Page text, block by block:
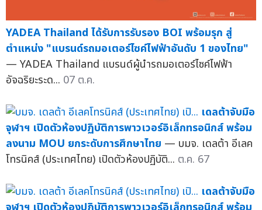
YADEA Thailand ได้รับการรับรอง BOI พร้อมรุก สู่
ตำแหน่ง "แบรนด์รถมอเตอร์ไซค์ไฟฟ้าอันดับ 1 ของไทย"
— YADEA Thailand แบรนด์ผู้นำรถมอเตอร์ไซค์ไฟฟ้า
อัจฉริยะระด... 07 ต.ค.
เดลต้าจับมือ
จุฬาฯ เปิดตัวห้องปฏิบัติการพาวเวอร์อิเล็กทรอนิกส์ พร้อม
ลงนาม MOU ยกระดับการศึกษาไทย — บมจ. เดลต้า อีเลค
โทรนิคส์ (ประเทศไทย) เปิดตัวห้องปฏิบัติ... ต.ค. 67
เดลต้าจับมือ